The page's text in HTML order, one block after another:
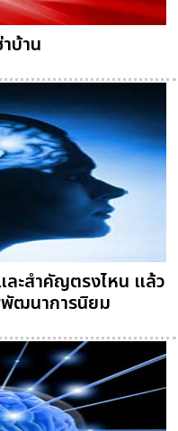
บ้าน
ละสำคัญตรงไหน แล้ว
พัฒนาการนิยม